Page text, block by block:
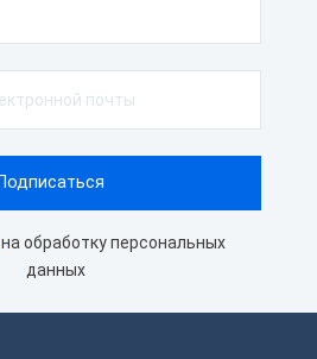
на обработку персональных
данных